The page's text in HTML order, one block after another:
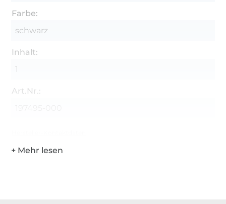
Farbe:
schwarz
Inhalt:
1
Art.Nr.: